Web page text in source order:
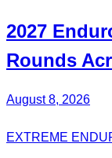
2027
Rounds
August 8, 2026
EXTREME